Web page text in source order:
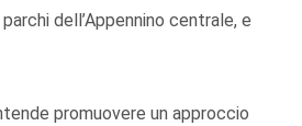
dell’Appennino centrale, e
promuovere un approccio